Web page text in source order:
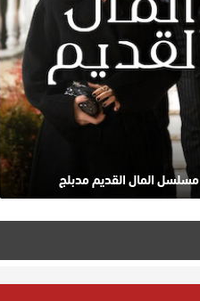
مسلسل المال القديم مدبلج